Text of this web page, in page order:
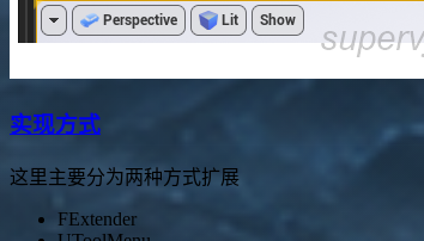
实现方式
这里主要分为两种方式扩展
FExtender